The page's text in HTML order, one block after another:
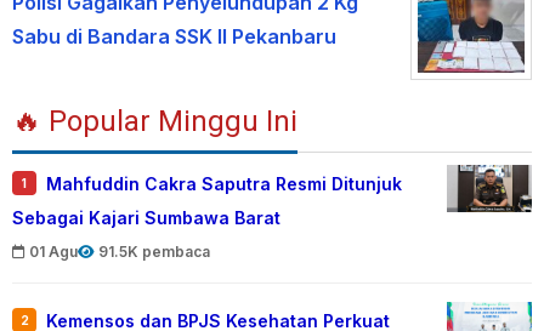
Sabu di Bandara SSK II Pekanbaru
🔥 Popular Minggu Ini
1
Mahfuddin Cakra Saputra Resmi Ditunjuk
Sebagai Kajari Sumbawa Barat
01 Agu 91.5K pembaca
2
Kemensos dan BPJS Kesehatan Perkuat